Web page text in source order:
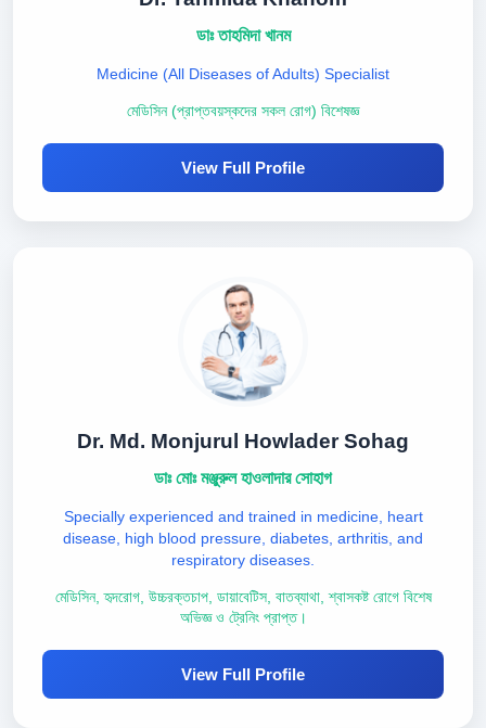
ডাঃ তাহমিদা খানম
Medicine (All Diseases of Adults) Specialist
মেডিসিন (প্রাপ্তবয়স্কদের সকল রোগ) বিশেষজ্ঞ
View Full Profile
Dr. Md. Monjurul Howlader Sohag
ডাঃ মোঃ মঞ্জুরুল হাওলাদার সোহাগ
Specially experienced and trained in medicine, heart
disease, high blood pressure, diabetes, arthritis, and
respiratory diseases.
মেডিসিন, হৃদরোগ, উচ্চরক্তচাপ, ডায়াবেটিস, বাতব্যাথা, শ্বাসকষ্ট রোগে বিশেষ
অভিজ্ঞ ও ট্রেনিং প্রাপ্ত।
View Full Profile